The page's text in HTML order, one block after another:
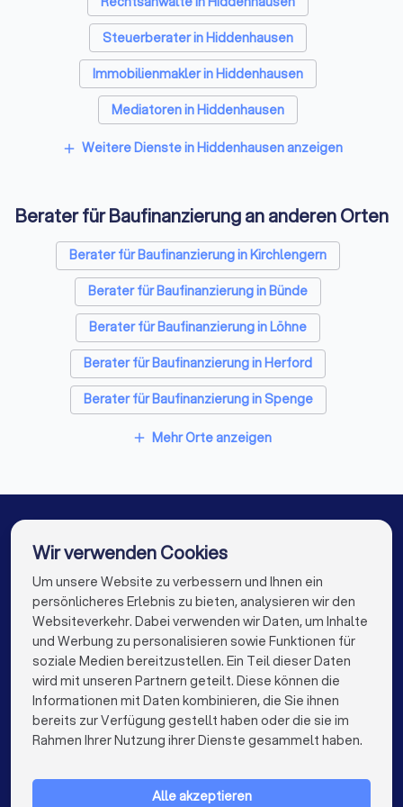
Steuerberater in Hiddenhausen
Immobilienmakler in Hiddenhausen
Mediatoren in Hiddenhausen
Energieberater in Hiddenhausen
add Weitere Dienste in Hiddenhausen anzeigen
Berater für Baufinanzierung an anderen Orten
Berater für Baufinanzierung in Kirchlengern
Berater für Baufinanzierung in Bünde
Berater für Baufinanzierung in Löhne
Berater für Baufinanzierung in Herford
Berater für Baufinanzierung in Spenge
Berater für Baufinanzierung in Vlotho
Berater für Baufinanzierung in Bad Salzuflen
Berater für Baufinanzierung in Lübbecke
Berater für Baufinanzierung in Berlin
Berater für Baufinanzierung in Hamburg
Berater für Baufinanzierung in München
Berater für Baufinanzierung in Köln
Berater für Baufinanzierung in Stuttgart
add Mehr Orte anzeigen
Die besten Berater für Baufinanzierung für Sie
info@trustlocal.de
FÜR PRIVATPERSONEN
Wir verwenden Cookies
Um unsere Website zu verbessern und Ihnen ein
persönlicheres Erlebnis zu bieten, analysieren wir den
Websiteverkehr. Dabei verwenden wir Daten, um Inhalte
und Werbung zu personalisieren sowie Funktionen für
soziale Medien bereitzustellen. Ein Teil dieser Daten
wird mit unseren Partnern geteilt. Diese können die
Informationen mit Daten kombinieren, die Sie ihnen
bereits zur Verfügung gestellt haben oder die sie im
Rahmen Ihrer Nutzung ihrer Dienste gesammelt haben.
Alle akzeptieren